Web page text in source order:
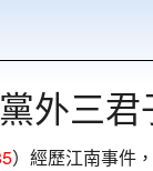
外三君
）經歷江南事件